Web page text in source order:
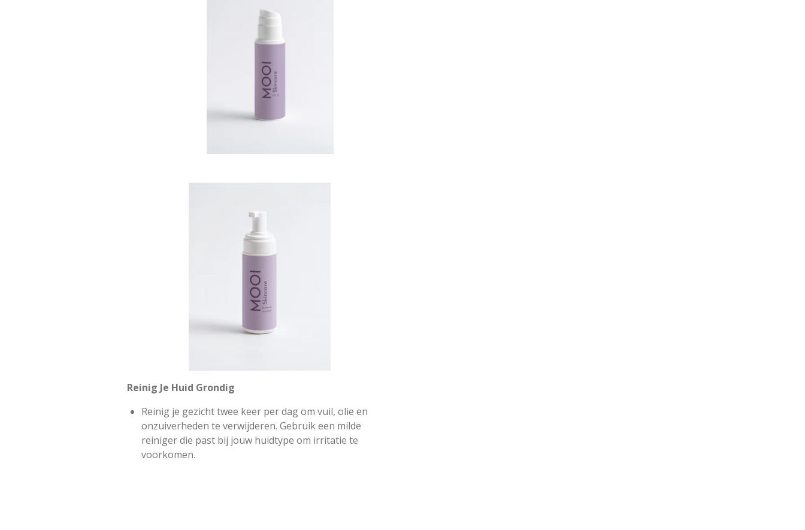
Reinig Je Huid Grondig
Reinig je gezicht twee keer per dag om vuil, olie en
onzuiverheden te verwijderen. Gebruik een milde
reiniger die past bij jouw huidtype om irritatie te
voorkomen.